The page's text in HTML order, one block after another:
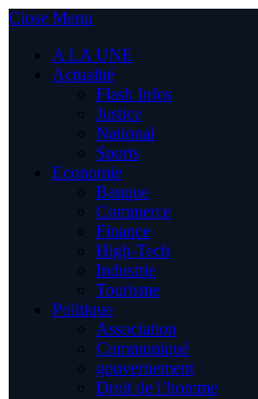
Close Menu
A LA UNE
Actualité
Flash Infos
Justice
National
Sports
Economie
Banque
Commerce
Finance
High-Tech
Industrie
Tourisme
Politique
Association
Communiqué
gouvernement
Droit de l’homme